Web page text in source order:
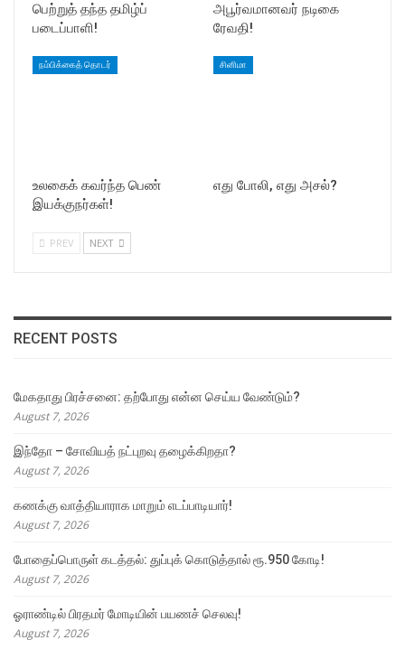
பெற்றுத் தந்த தமிழ்ப்
படைப்பாளி!
அபூர்வமானவர் நடிகை
ரேவதி!
நம்பிக்கைத் தொடர்
உலகைக் கவர்ந்த பெண்
இயக்குநர்கள்!
சினிமா
எது போலி, எது அசல்?
PREV NEXT
RECENT POSTS
மேகதாது பிரச்சனை: தற்போது என்ன செய்ய வேண்டும்?
August 7, 2026
இந்தோ – சோவியத் நட்புறவு தழைக்கிறதா?
August 7, 2026
கணக்கு வாத்தியாராக மாறும் எடப்பாடியார்!
August 7, 2026
போதைப்பொருள் கடத்தல்: துப்புக் கொடுத்தால் ரூ.950 கோடி!
August 7, 2026
ஓராண்டில் பிரதமர் மோடியின் பயணச் செலவு!
August 7, 2026